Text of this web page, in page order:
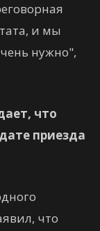
и мы
нужно",
что
приезда
что